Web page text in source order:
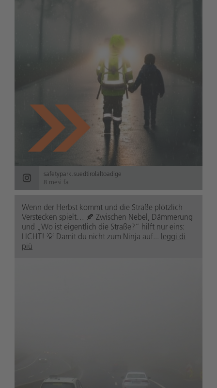
safetypark.suedtirolaltoadige
8 mesi fa
Wenn der Herbst kommt und die Straße plötzlich
Verstecken spielt… 🍂 Zwischen Nebel, Dämmerung
und „Wo ist eigentlich die Straße?“ hilft nur eins:
LICHT! 💡 Damit du nicht zum Ninja auf... leggi di
più